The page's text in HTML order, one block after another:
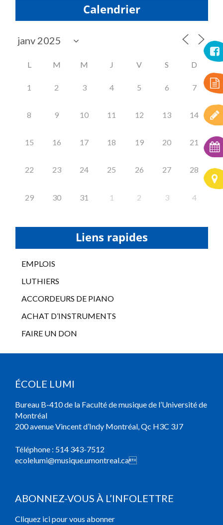
Calendrier
L M M J V S D
1 2 3 4 5 6 7
8 9 10 11 12 13 14
15 16 17 18 19 20 21
22 23 24 25 26 27 28
29 30 31 1 2 3 4
Liens rapides
EMPLOIS
LUTHIERS
ACCORDEURS DE PIANO
ACHAT D’INSTRUMENTS
FAIRE UN DON
ÉCOLE LUMI
Bureau B-410 de la Faculté de musique de l’Université de
Montréal
200 avenue Vincent d’Indy Montréal, Qc H3C 3J7
Téléphone : 514 343-7512
ecolelumi@musique.umontreal.ca
ABONNEZ-VOUS À L’INFOLETTRE
Cliquez ici pour vous abonner